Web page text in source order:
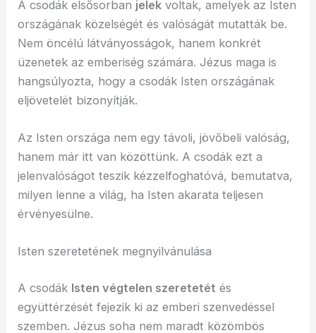
A csodák elsősorban jelek voltak, amelyek az Isten
országának közelségét és valóságát mutatták be.
Nem öncélú látványosságok, hanem konkrét
üzenetek az emberiség számára. Jézus maga is
hangsúlyozta, hogy a csodák Isten országának
eljövetelét bizonyítják.
Az Isten országa nem egy távoli, jövőbeli valóság,
hanem már itt van közöttünk. A csodák ezt a
jelenvalóságot teszik kézzelfoghatóvá, bemutatva,
milyen lenne a világ, ha Isten akarata teljesen
érvényesülne.
Isten szeretetének megnyilvánulása
A csodák Isten végtelen szeretetét és
együttérzését fejezik ki az emberi szenvedéssel
szemben. Jézus soha nem maradt közömbös